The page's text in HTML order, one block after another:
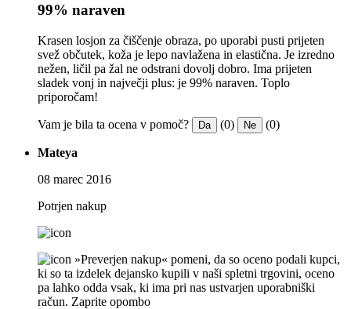
99% naraven
Krasen losjon za čiščenje obraza, po uporabi pusti prijeten
svež občutek, koža je lepo navlažena in elastična. Je izredno
nežen, ličil pa žal ne odstrani dovolj dobro. Ima prijeten
sladek vonj in največji plus: je 99% naraven. Toplo
priporočam!
Vam je bila ta ocena v pomoč? Da (0) Ne (0)
Mateya
08 marec 2016
Potrjen nakup
»Preverjen nakup« pomeni, da so oceno podali kupci,
ki so ta izdelek dejansko kupili v naši spletni trgovini, oceno
pa lahko odda vsak, ki ima pri nas ustvarjen uporabniški
račun. Zaprite opombo